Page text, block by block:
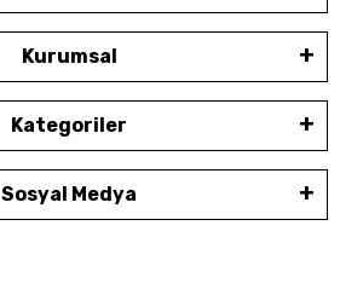
Kurumsal
Kategoriler
Sosyal Medya